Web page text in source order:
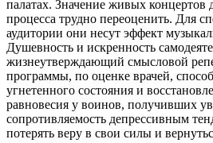
палатах. Значение живых концертов
процесса трудно переоценить. Для
аудитории они несут эффект
Душевность и искренность
жизнеутверждающий смысловой
программы, по оценке врачей,
угнетенного состояния и
равновесия у воинов, получивших
сопротивляемость депрессивным
потерять веру в свои силы и